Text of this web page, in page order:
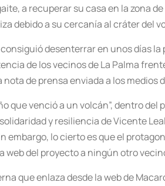
a recuperar su casa en la zona
debido a su cercanía al cráter del
desenterrar en unos días la
de los vecinos de La Palma
de prensa enviada a los medios
venció a un volcán”, dentro del
y resiliencia de Vicente
embargo, lo cierto es que el
web del proyecto a ningún otro
que enlaza desde la web de